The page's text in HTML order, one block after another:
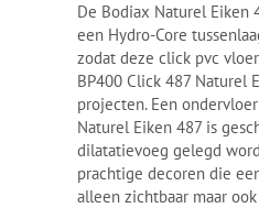
De Bodiax Naturel Eiken
een Hydro-Core
zodat deze click pvc
BP400 Click 487 Naturel
projecten. Een
Naturel Eiken 487 is
dilatatievoeg gelegd
prachtige decoren die
alleen zichtbaar maar